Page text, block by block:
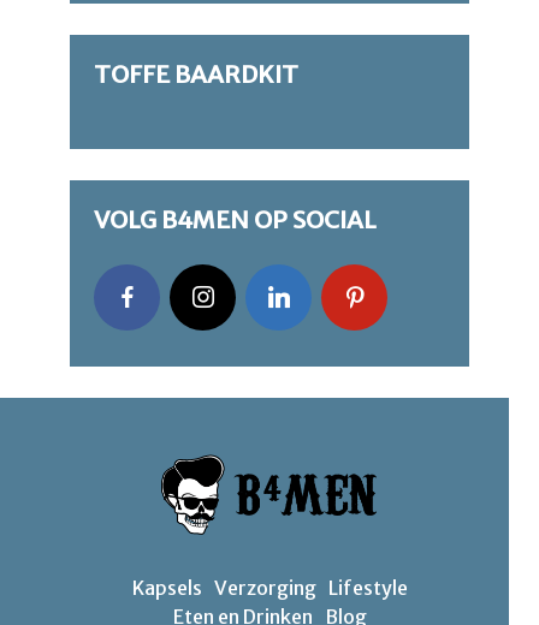
TOFFE BAARDKIT
VOLG B4MEN OP SOCIAL
Kapsels Verzorging Lifestyle
Eten en Drinken
Blog